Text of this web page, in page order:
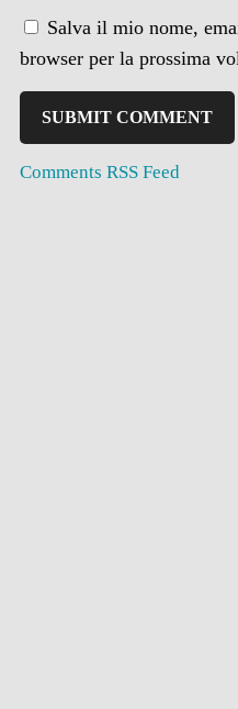
Salva il mio nome,
browser per la prossima
Comments RSS Feed